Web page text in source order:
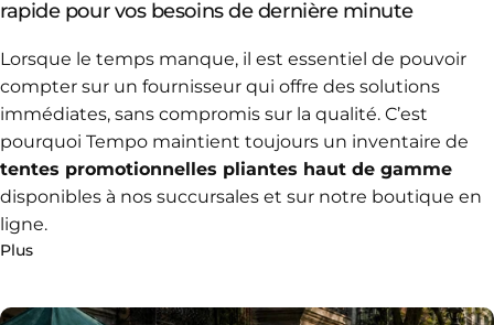
rapide pour vos besoins de dernière minute
Lorsque le temps manque, il est essentiel de pouvoir
compter sur un fournisseur qui offre des solutions
immédiates, sans compromis sur la qualité. C’est
pourquoi Tempo maintient toujours un inventaire de
tentes promotionnelles pliantes haut de gamme
disponibles à nos succursales et sur notre boutique en
ligne.
Plus